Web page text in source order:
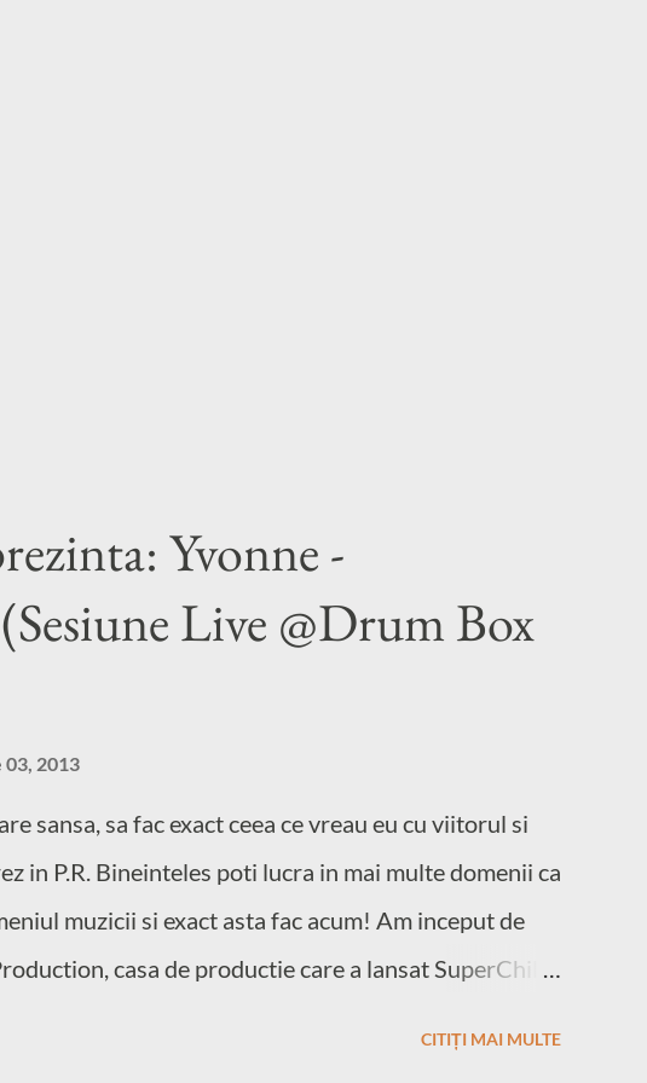
Yvonne -
Live @Drum Box
2013
sansa, sa fac exact ceea ce vreau eu cu viitorul si
in P.R. Bineinteles poti lucra in mai multe domenii ca
muzicii si exact asta fac acum! Am inceput de
casa de productie care a lansat SuperChill,
CITIȚI MAI MULTE